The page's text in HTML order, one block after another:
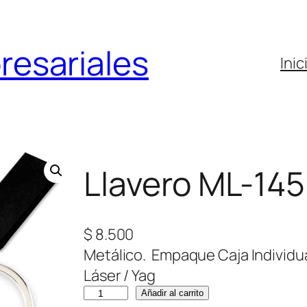
Llavero ML-145
$ 8.500
Metálico. Empaque Caja
Láser / Yag
L
Añadir al carrito